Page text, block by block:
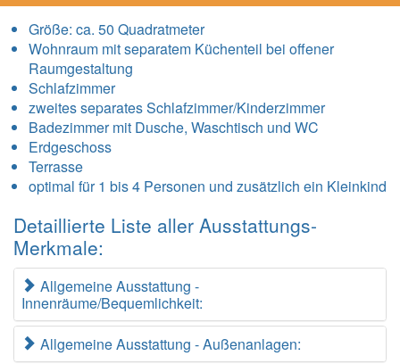
Größe: ca. 50 Quadratmeter
Wohnraum mit separatem Küchenteil bei offener
Raumgestaltung
Schlafzimmer
zweites separates Schlafzimmer/Kinderzimmer
Badezimmer mit Dusche, Waschtisch und WC
Erdgeschoss
Terrasse
optimal für 1 bis 4 Personen und zusätzlich ein Kleinkind
Detaillierte Liste aller Ausstattungs-
Merkmale:
Allgemeine Ausstattung -
Innenräume/Bequemlichkeit:
Allgemeine Ausstattung - Außenanlagen: